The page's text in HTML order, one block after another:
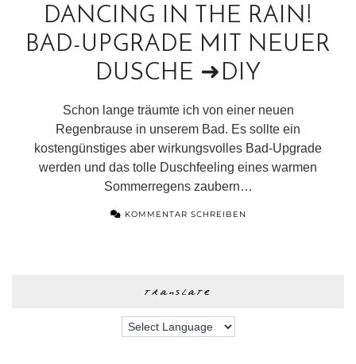
DANCING IN THE RAIN!
BAD-UPGRADE MIT NEUER
DUSCHE ➜DIY
Schon lange träumte ich von einer neuen
Regenbrause in unserem Bad. Es sollte ein
kostengünstiges aber wirkungsvolles Bad-Upgrade
werden und das tolle Duschfeeling eines warmen
Sommerregens zaubern…
KOMMENTAR SCHREIBEN
translate